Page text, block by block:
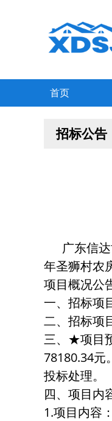
首页
招标公告
广东信达
年圣狮村农
项目概况公
一、招标项
二、招标项
三、★项目
78180.34元
投标处理。
四、项目内
1.项目内容